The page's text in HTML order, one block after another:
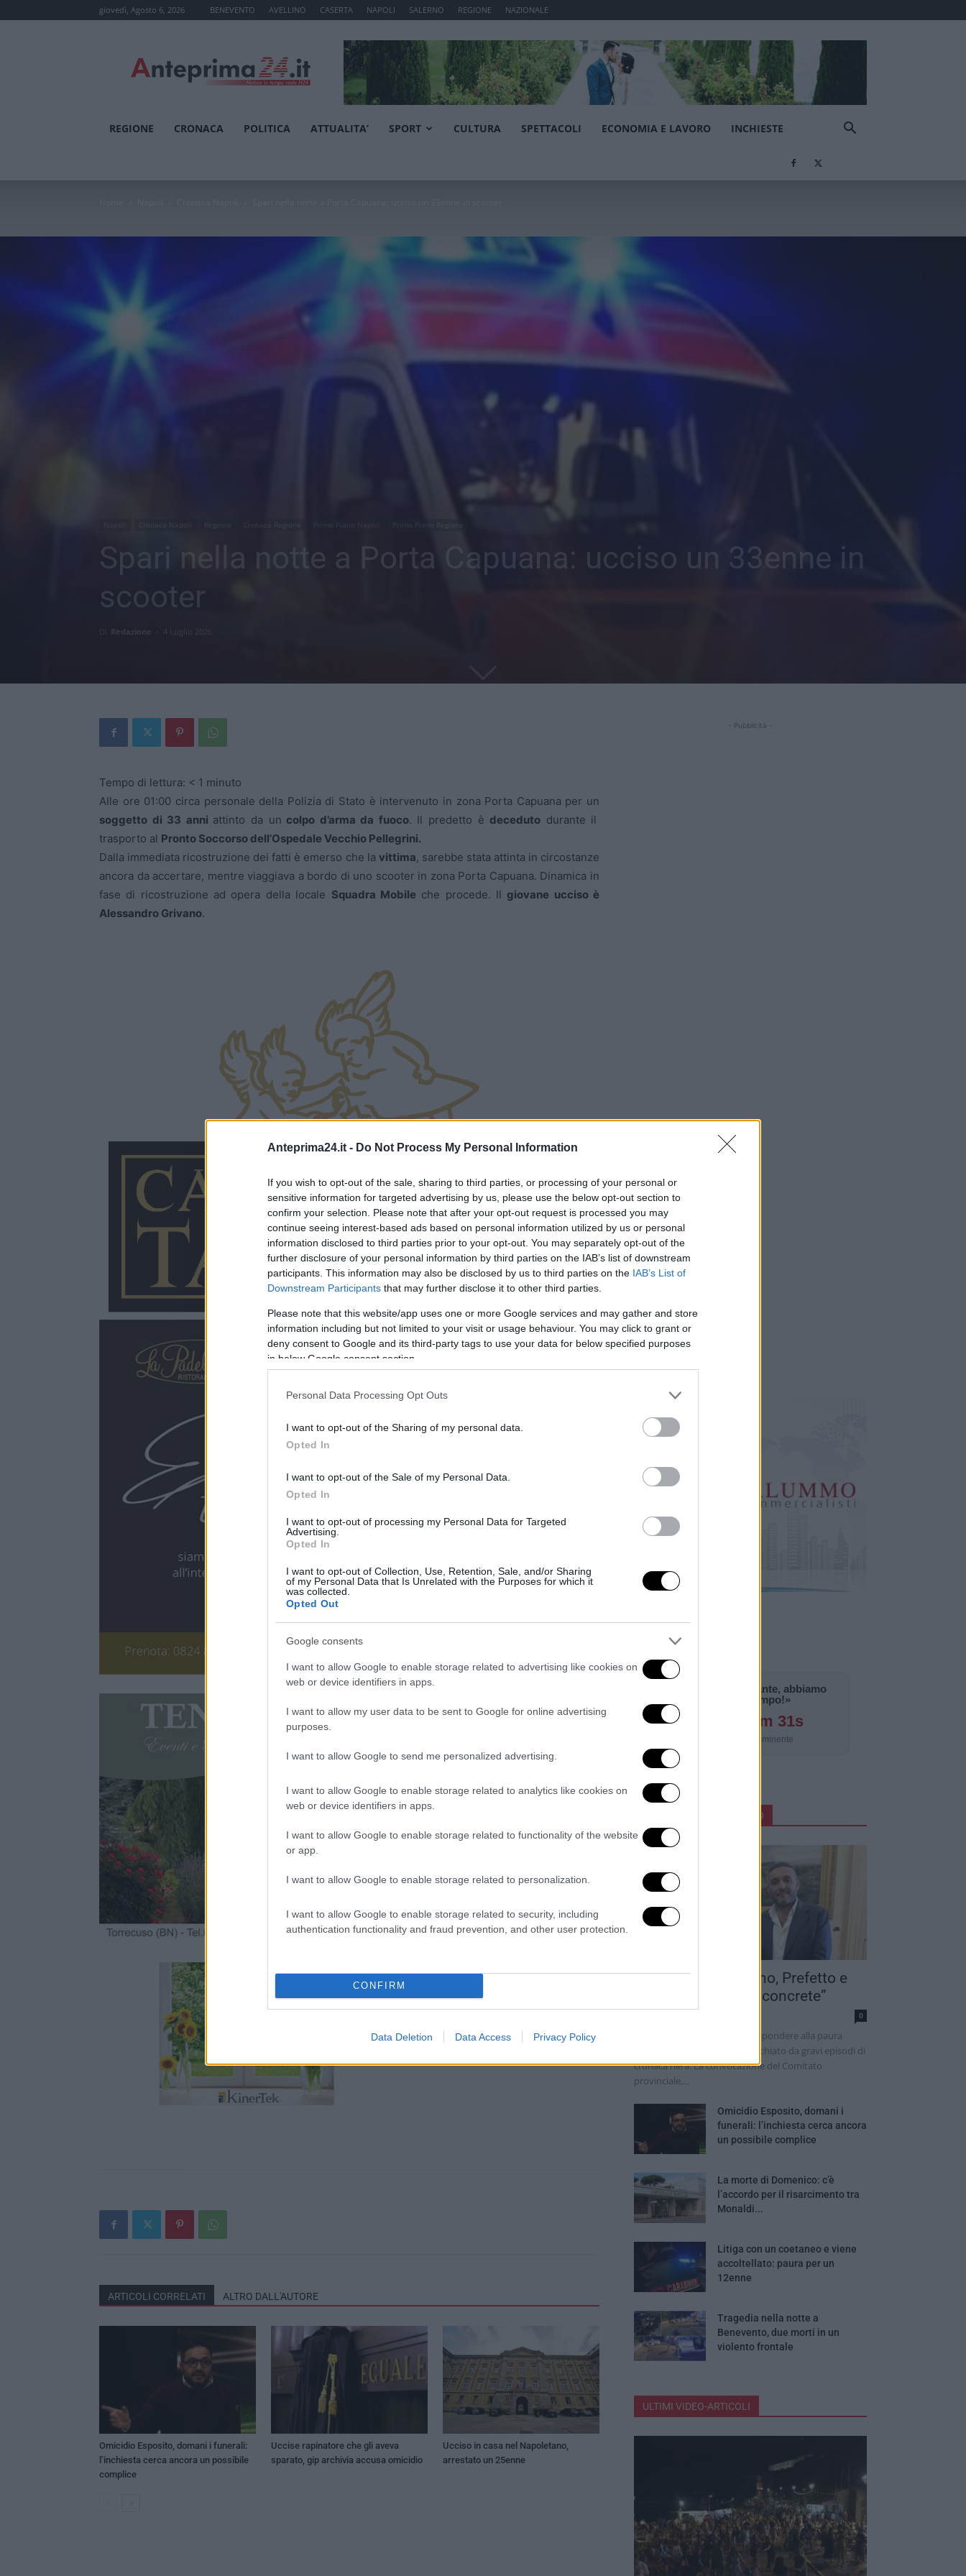
Anteprima24.it - Do Not Process My Personal Information
If you wish to opt-out of the sale, sharing to third parties, or processing of your personal or
sensitive information for targeted advertising by us, please use the below opt-out section to
confirm your selection. Please note that after your opt-out request is processed you may
continue seeing interest-based ads based on personal information utilized by us or personal
information disclosed to third parties prior to your opt-out. You may separately opt-out of the
further disclosure of your personal information by third parties on the IAB’s list of downstream
participants. This information may also be disclosed by us to third parties on the IAB’s List of
Downstream Participants that may further disclose it to other third parties.
Please note that this website/app uses one or more Google services and may gather and store
information including but not limited to your visit or usage behaviour. You may click to grant or
deny consent to Google and its third-party tags to use your data for below specified purposes
in below Google consent section.
Personal Data Processing Opt Outs
I want to opt-out of the Sharing of my personal data.
Opted In
I want to opt-out of the Sale of my Personal Data.
Opted In
I want to opt-out of processing my Personal Data for Targeted
Advertising.
Opted In
I want to opt-out of Collection, Use, Retention, Sale, and/or Sharing
of my Personal Data that Is Unrelated with the Purposes for which it
was collected.
Opted Out
Google consents
I want to allow Google to enable storage related to advertising like cookies on
web or device identifiers in apps.
I want to allow my user data to be sent to Google for online advertising
purposes.
I want to allow Google to send me personalized advertising.
I want to allow Google to enable storage related to analytics like cookies on
web or device identifiers in apps.
I want to allow Google to enable storage related to functionality of the website
or app.
I want to allow Google to enable storage related to personalization.
I want to allow Google to enable storage related to security, including
authentication functionality and fraud prevention, and other user protection.
CONFIRM
Data Deletion Data Access Privacy Policy
giovedì, Agosto 6, 2026 BENEVENTO AVELLINO CASERTA NAPOLI SALERNO REGIONE NAZIONALE
REGIONE CRONACA POLITICA ATTUALITA’ SPORT CULTURA SPETTACOLI ECONOMIA E LAVORO INCHIESTE
Spari nella notte a Porta Capuana: ucciso un 33enne in
scooter
Redazione
Tempo di lettura: < 1 minuto
Alle ore 01:00 circa personale della Polizia di Stato è intervenuto in zona Porta Capuana per un
soggetto di 33 anni attinto da un colpo d’arma da fuoco. Il predetto è deceduto durante il
trasporto al Pronto Soccorso dell’Ospedale Vecchio Pellegrini.
Dalla immediata ricostruzione dei fatti è emerso che la vittima, sarebbe stata attinta in circostanze
ancora da accertare, mentre viaggiava a bordo di uno scooter in zona Porta Capuana. Dinamica in
fase di ricostruzione ad opera della locale Squadra Mobile che procede. Il giovane ucciso è
Alessandro Grivano.
ARTICOLI CORRELATI ALTRO DALL'AUTORE
Omicidio Esposito, domani i funerali:
l’inchiesta cerca ancora un possibile
complice
Uccise rapinatore che gli aveva
sparato, gip archivia accusa omicidio
Ucciso in casa nel Napoletano,
arrestato un 25enne
- Pubblicità -
«La notizia è importante, abbiamo
bisogno di tempo!»
127g 18h 0m 29s
Aggiornamento imminente
ARTICOLI IN PRIMO PIANO
Sparatoria a Terzigno, Prefetto e
sindaco: “Risposte concrete”
0
La presenza dello Stato per rispondere alla paura
crescente di un territorio macchiato da gravi episodi di
cronaca nera. La convocazione del Comitato
provinciale,...
Omicidio Esposito, domani i
funerali: l’inchiesta cerca ancora
un possibile complice
La morte di Domenico: c’è
l’accordo per il risarcimento tra
Monaldi...
Litiga con un coetaneo e viene
accoltellato: paura per un
12enne
Tragedia nella notte a
Benevento, due morti in un
violento frontale
ULTIMI VIDEO-ARTICOLI